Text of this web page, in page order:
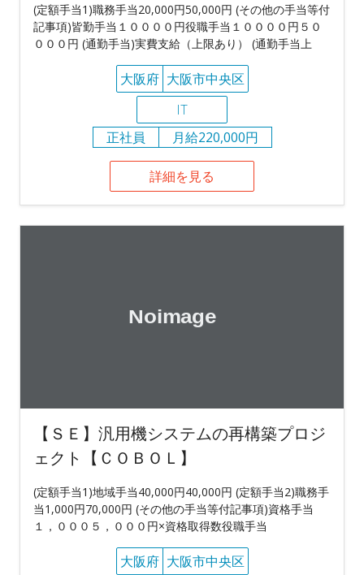
(定額手当1)職務手当20,000円50,000円 (その他の手当等付
記事項)皆勤手当１００００円役職手当１００００円５０
０００円 (通勤手当)実費支給（上限あり） (通勤手当上
大阪府 大阪市中央区
IT
正社員
月給220,000円
詳細を見る
【ＳＥ】汎用機システムの再構築プロジ
ェクト【ＣＯＢＯＬ】
(定額手当1)地域手当40,000円40,000円 (定額手当2)職務手
当1,000円70,000円 (その他の手当等付記事項)資格手当
１，０００５，０００円×資格取得数役職手当
大阪府 大阪市中央区